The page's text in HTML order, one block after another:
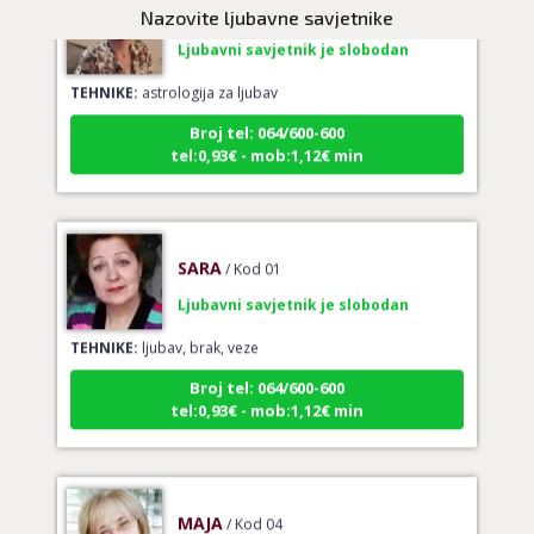
Nazovite ljubavne savjetnike
Ljubavni savjetnik je slobodan
TEHNIKE:astrologija za ljubav
Broj tel: 064/600-600
tel:0,93€ - mob:1,12€ min
TEHNIKE:ljubav, brak, veze
Broj tel: 064/600-600
tel:0,93€ - mob:1,12€ min